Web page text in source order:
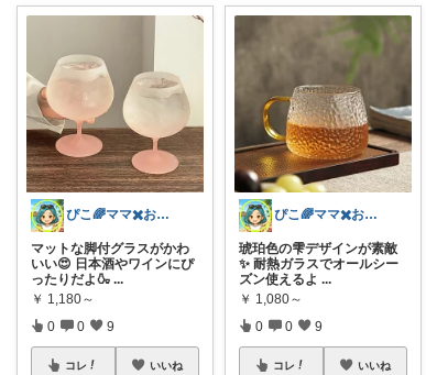
ぴこ🌈ママ✖️お洒落✖️お得
マットな脚付グラスがかわ
いい😍 日本酒やワインにぴ
ったりだよ🍶 ...
￥ 1,180～
0 0 9
コレ いいね
ぴこ🌈ママ✖️お洒落✖️お得
琥珀色の雫デザインが素敵
✨ 耐熱ガラスでオールシー
ズン使えるよ ...
￥ 1,080～
0 0 9
コレ いいね